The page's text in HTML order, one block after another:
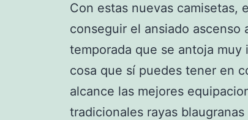
Con estas nuevas camisetas,
conseguir el ansiado ascenso
temporada que se antoja
cosa que sí puedes tener en
alcance las mejores
tradicionales rayas